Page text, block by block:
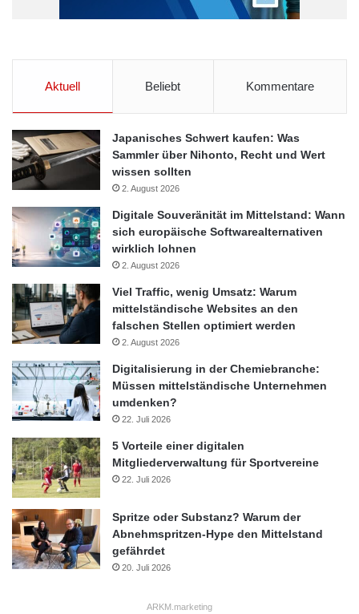
Aktuell Beliebt Kommentare
Japanisches Schwert kaufen: Was
Sammler über Nihonto, Recht und Wert
wissen sollten
2. August 2026
Digitale Souveränität im Mittelstand: Wann
sich europäische Softwarealternativen
wirklich lohnen
2. August 2026
Viel Traffic, wenig Umsatz: Warum
mittelständische Websites an den
falschen Stellen optimiert werden
2. August 2026
Digitalisierung in der Chemiebranche:
Müssen mittelständische Unternehmen
umdenken?
22. Juli 2026
5 Vorteile einer digitalen
Mitgliederverwaltung für Sportvereine
22. Juli 2026
Spritze oder Substanz? Warum der
Abnehmspritzen-Hype den Mittelstand
gefährdet
20. Juli 2026
ARKM.marketing